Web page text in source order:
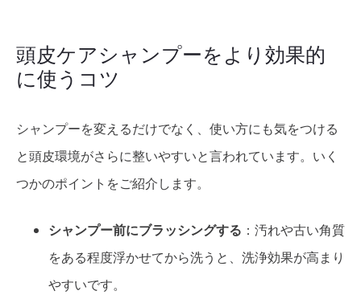
頭皮ケアシャンプーをより効果的
に使うコツ
シャンプーを変えるだけでなく、使い方にも気をつける
と頭皮環境がさらに整いやすいと言われています。いく
つかのポイントをご紹介します。
シャンプー前にブラッシングする ：汚れや古い角質
をある程度浮かせてから洗うと、洗浄効果が高まり
やすいです。